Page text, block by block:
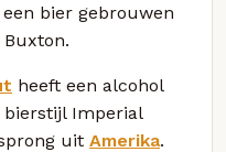
bier gebrouwen
heeft een alcohol
bierstijl Imperial
uit Amerika.